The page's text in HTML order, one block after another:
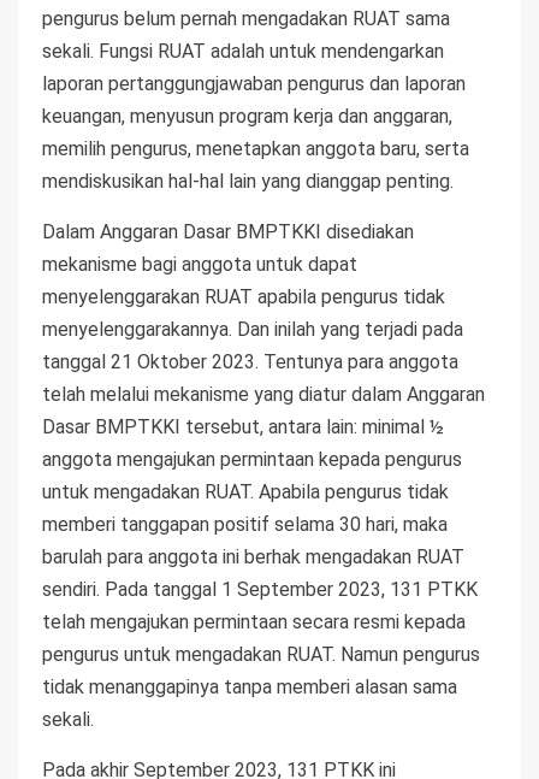
pengurus belum pernah mengadakan RUAT sama
sekali. Fungsi RUAT adalah untuk mendengarkan
laporan pertanggungjawaban pengurus dan laporan
keuangan, menyusun program kerja dan anggaran,
memilih pengurus, menetapkan anggota baru, serta
mendiskusikan hal-hal lain yang dianggap penting.
Dalam Anggaran Dasar BMPTKKI disediakan
mekanisme bagi anggota untuk dapat
menyelenggarakan RUAT apabila pengurus tidak
menyelenggarakannya. Dan inilah yang terjadi pada
tanggal 21 Oktober 2023. Tentunya para anggota
telah melalui mekanisme yang diatur dalam Anggaran
Dasar BMPTKKI tersebut, antara lain: minimal ½
anggota mengajukan permintaan kepada pengurus
untuk mengadakan RUAT. Apabila pengurus tidak
memberi tanggapan positif selama 30 hari, maka
barulah para anggota ini berhak mengadakan RUAT
sendiri. Pada tanggal 1 September 2023, 131 PTKK
telah mengajukan permintaan secara resmi kepada
pengurus untuk mengadakan RUAT. Namun pengurus
tidak menanggapinya tanpa memberi alasan sama
sekali.
Pada akhir September 2023, 131 PTKK ini